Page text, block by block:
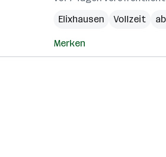
Elixhausen
Vollzeit
Merken